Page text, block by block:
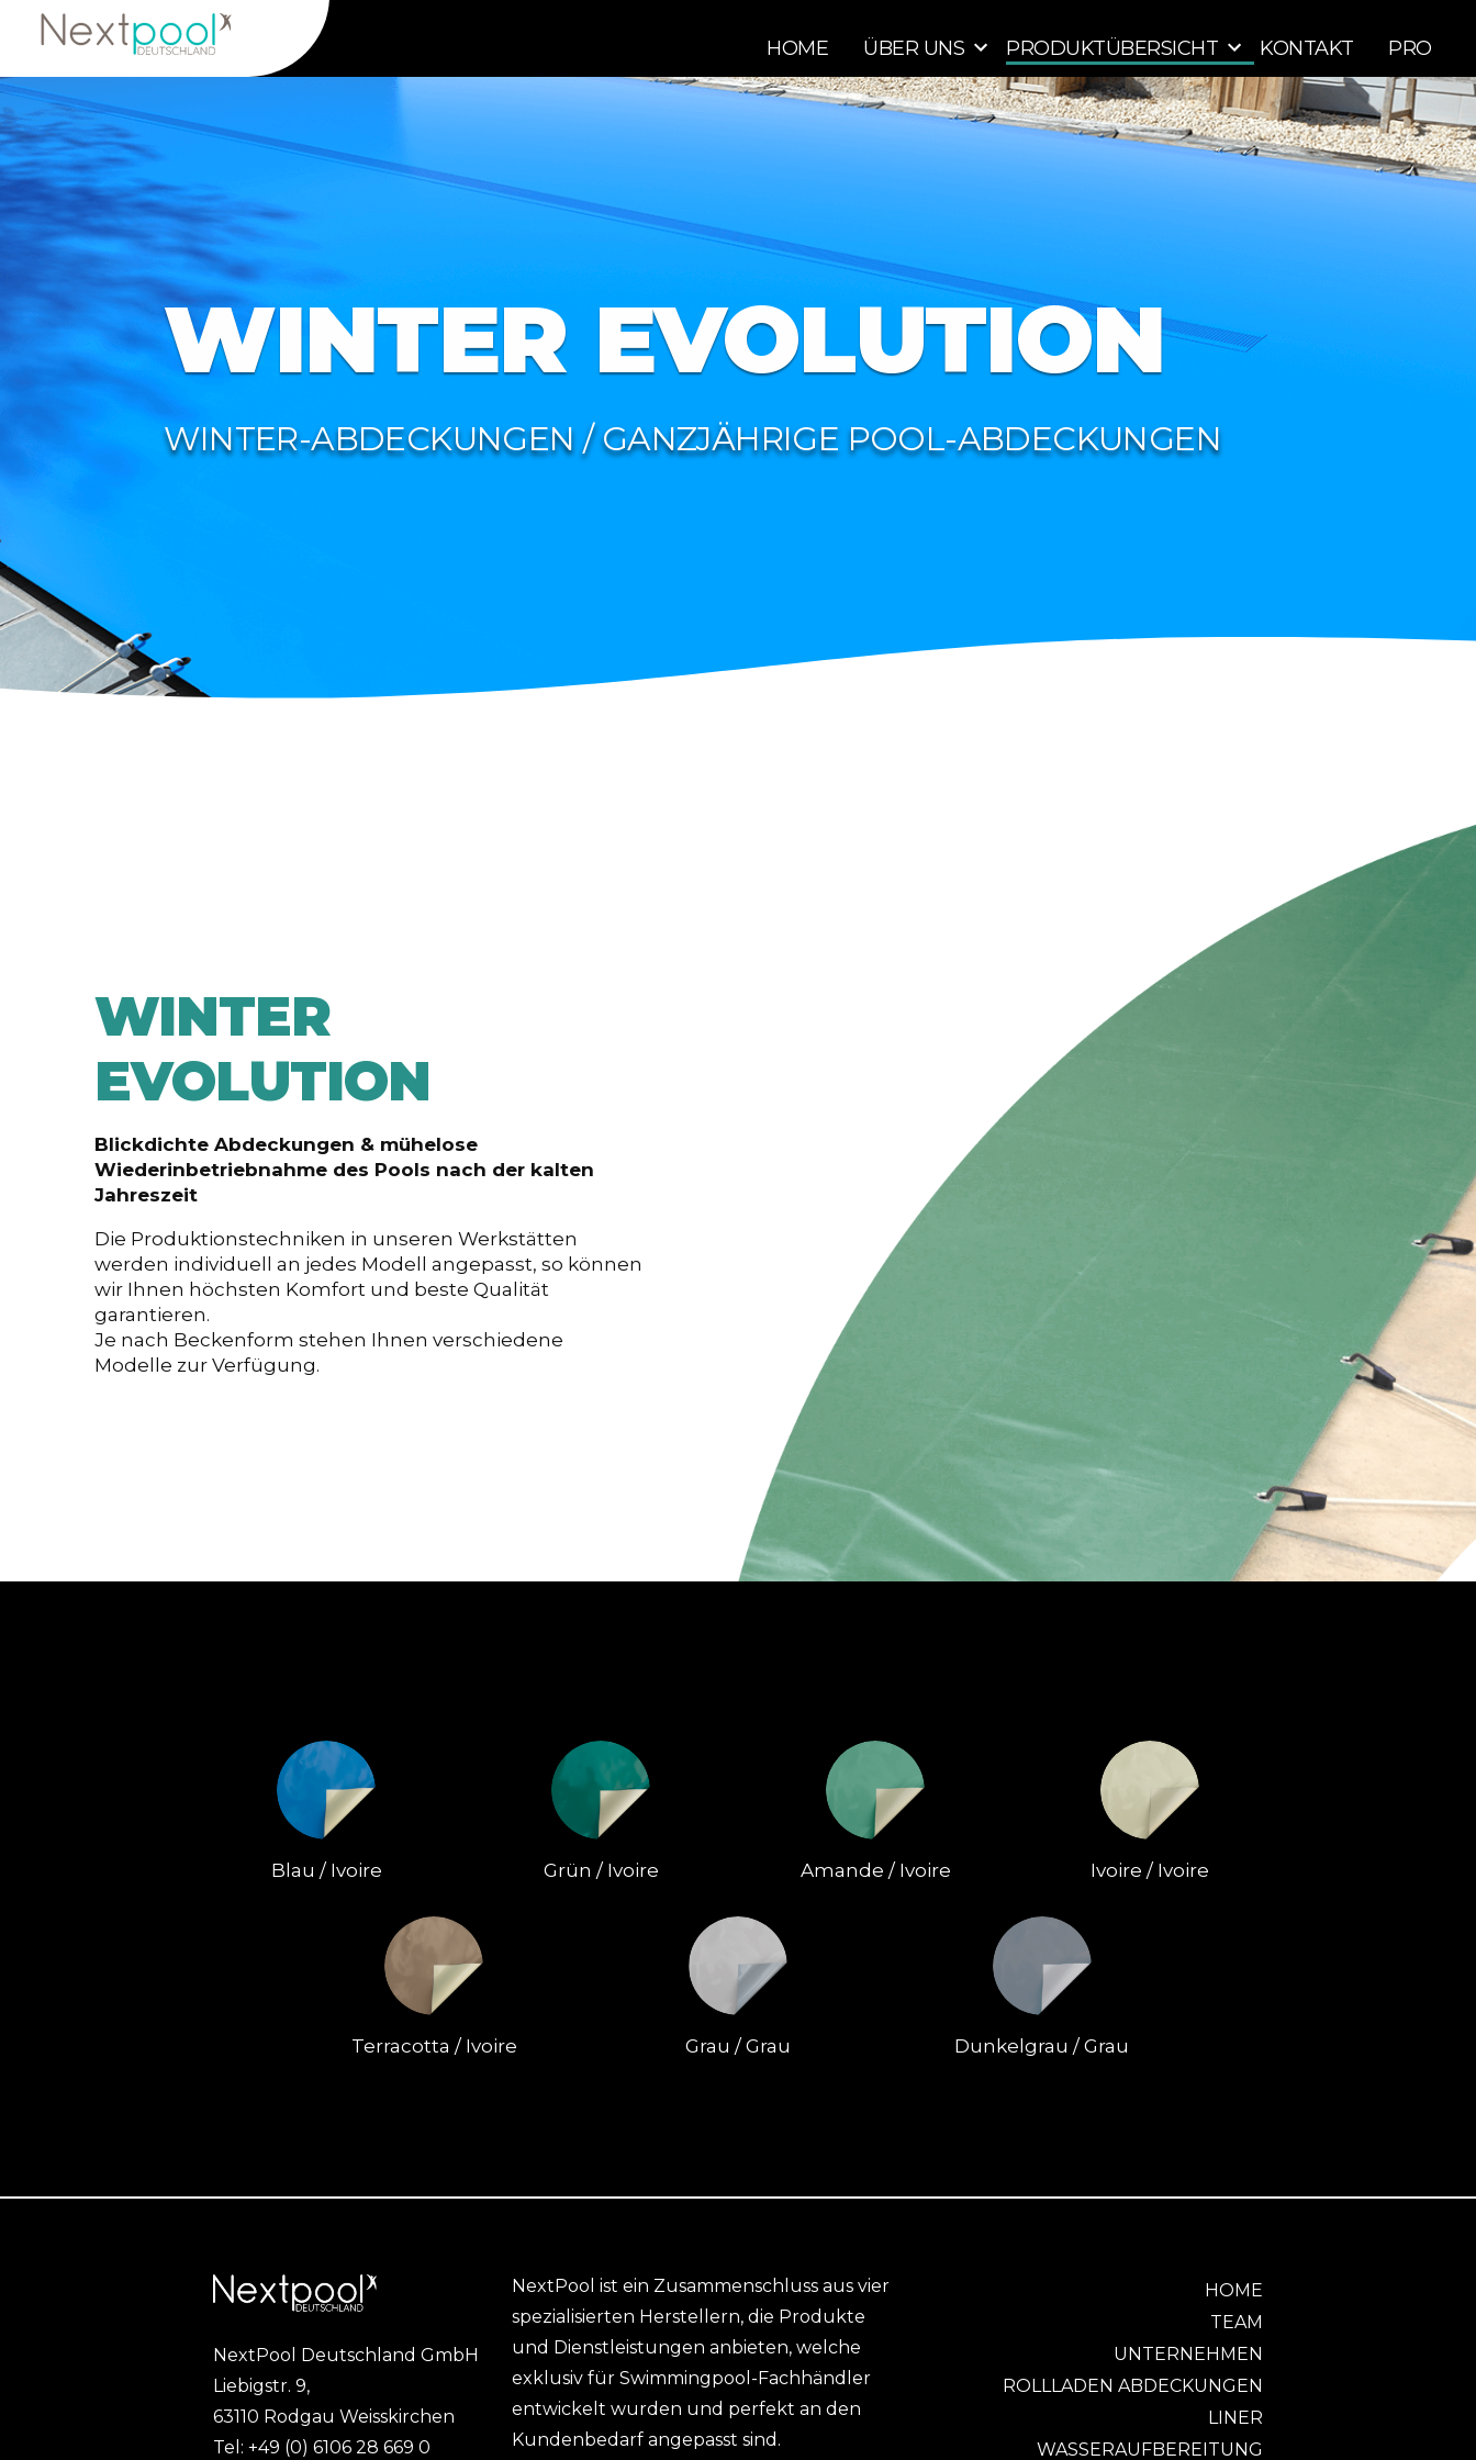
Zum
springen
HOME ÜBER UNS PRODUKTÜBERSICHT KONTAKT PRO
WINTER EVOLUTION
WINTER-ABDECKUNGEN / GANZJÄHRIGE POOL-ABDECKUNGEN
WINTER
EVOLUTION
Blickdichte Abdeckungen & mühelose
Wiederinbetriebnahme des Pools nach der kalten
Jahreszeit
Die Produktionstechniken in unseren Werkstätten
werden individuell an jedes Modell angepasst, so können
wir Ihnen höchsten Komfort und beste Qualität
garantieren.
Je nach Beckenform stehen Ihnen verschiedene
Modelle zur Verfügung.
Blau / Ivoire Grün / Ivoire Amande / Ivoire Ivoire / Ivoire
Terracotta / Ivoire Grau / Grau Dunkelgrau / Grau
NextPool Deutschland GmbH
Liebigstr. 9,
63110 Rodgau Weisskirchen
Tel:+49 (0) 6106 28 669 0
NextPool ist ein Zusammenschluss aus vier
spezialisierten Herstellern, die Produkte
und Dienstleistungen anbieten, welche
exklusiv für Swimmingpool-Fachhändler
entwickelt wurden und perfekt an den
Kundenbedarf angepasst sind.
HOME
TEAM
UNTERNEHMEN
ROLLLADEN ABDECKUNGEN
LINER
WASSERAUFBEREITUNG